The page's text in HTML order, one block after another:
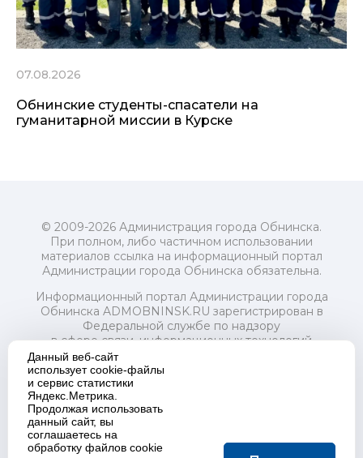
07.08.2026
Обнинские студенты-спасатели на
гуманитарной миссии в Курске
© 2009-2026 Администрация города Обнинска.
При полном, либо частичном использовании
материалов ссылка на информационный портал
Администрации города Обнинска обязательна.
Информационный портал Администрации города
Обнинска ADMOBNINSK.RU зарегистрирован в
Федеральной службе по надзору
в сфере связи, информационных технологий
и массовых коммуникаций (Роскомнадзор) 24 июля
2018 года.
Свидетельство о регистрации Эл № ФС77-73321
Учредитель: Администрация (исполнительно-
распорядительный орган) городского округа "Город
Обнинск". Главный редактор: Байкова Е.А.
Адрес электронной почты Редакции:
Данный веб-сайт
использует cookie-файлы
и сервис статистики
Яндекс.Метрика.
Продолжая использовать
данный сайт, вы
соглашаетесь на
обработку файлов cookie